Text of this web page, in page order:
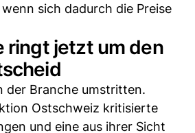
sich dadurch die Preise
ringt jetzt um den
der Branche umstritten.
Ostschweiz kritisierte
und eine aus ihrer Sicht